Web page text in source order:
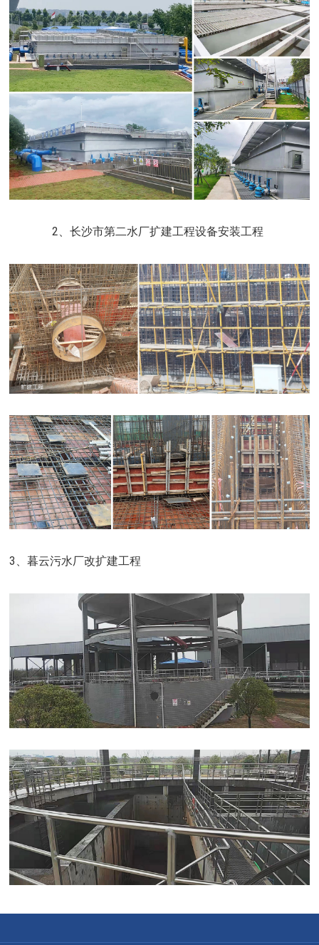
2、长沙市第二水厂扩建工程设备安装工程
3、暮云污水厂改扩建工程